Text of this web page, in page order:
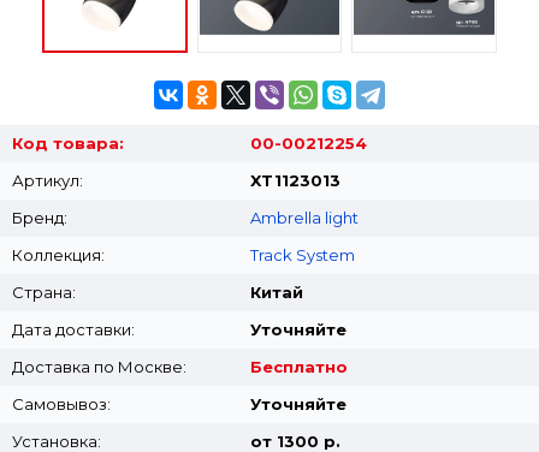
Код товара:
00-00212254
Артикул:
XT1123013
Бренд:
Ambrella light
Коллекция:
Track System
Страна:
Китай
Дата доставки:
Уточняйте
Доставка по Москве:
Бесплатно
Самовывоз:
Уточняйте
Установка:
от 1300 p.